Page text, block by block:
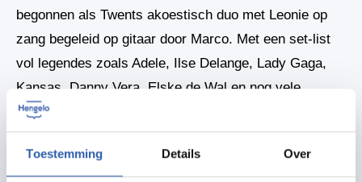
Toestemming Details Over
begonnen als Twents akoestisch duo met Leonie op
zang begeleid op gitaar door Marco. Met een set-list
vol legendes zoals Adele, Ilse Delange, Lady Gaga,
Kansas, Danny Vera, Elske de Wal en nog vele
anderen zorgen ze in meerdere sets voor een leuke
middag of avond. Geen dampende rock, maar mooie
herkenbare liedjes.